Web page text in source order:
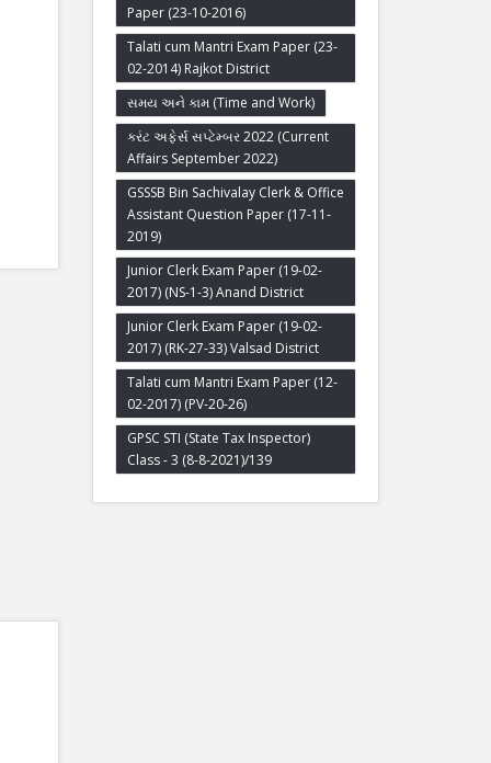
Paper (23-10-2016)
Talati cum Mantri Exam Paper (23-
02-2014) Rajkot District
સમય અને કામ (Time and Work)
કરંટ અફેર્સ સપ્ટેમ્બર 2022 (Current
Affairs September 2022)
GSSSB Bin Sachivalay Clerk & Office
Assistant Question Paper (17-11-
2019)
Junior Clerk Exam Paper (19-02-
2017) (NS-1-3) Anand District
Junior Clerk Exam Paper (19-02-
2017) (RK-27-33) Valsad District
Talati cum Mantri Exam Paper (12-
02-2017) (PV-20-26)
GPSC STI (State Tax Inspector)
Class - 3 (8-8-2021)/139